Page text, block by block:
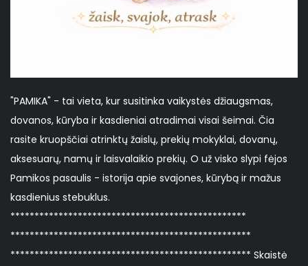
"PAMIKA" - tai vieta, kur susitinka vaikystės džiaugsmas,
dovanos, kūryba ir kasdieniai atradimai visai šeimai. Čia
rasite kruopščiai atrinktų žaislų, prekių mokyklai, dovanų,
aksesuarų, namų ir laisvalaikio prekių. O už visko slypi fėjos
Pamikos pasaulis - istorija apie svajones, kūrybą ir mažus
kasdienius stebuklus.
*************************************************
**************************************************
************************************************** Skaistė